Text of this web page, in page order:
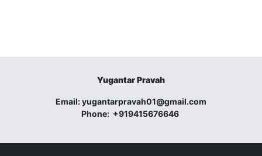
Yugantar Pravah
Email:yugantarpravah01@gmail.com
Phone: +919415676646